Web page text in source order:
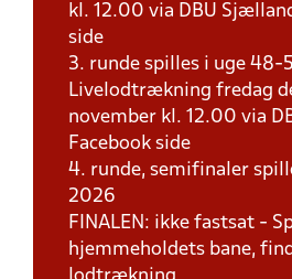
kl. 12.00 via DBU
side
3. runde spilles i uge 48-
Livelodtrækning fredag
november kl. 12.00 via
Facebook side
4. runde, semifinaler
2026
FINALEN: ikke fastsat -
hjemmeholdets bane,